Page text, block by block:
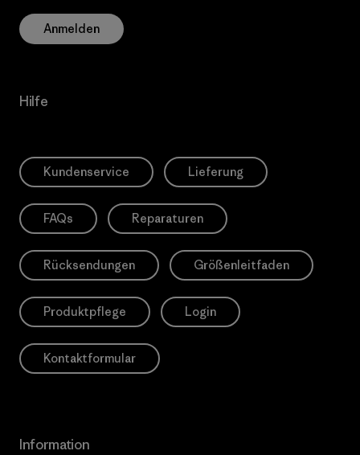
Anmelden
Hilfe
Kundenservice Lieferung
FAQs Reparaturen
Rücksendungen Größenleitfaden
Produktpflege Login
Kontaktformular
Information